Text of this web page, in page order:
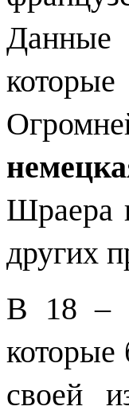
Данные
Шраера
других
В 18 –
которые
своей